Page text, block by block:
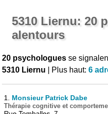
5310 Liernu: 20
alentours
20 psychologues se
5310 Liernu | Plus haut:6
1. Monsieur Patrick Dabe
Thérapie cognitive et